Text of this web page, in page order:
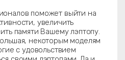
поможет выйти на
увеличить
памяти Вашему лэптопу.
некоторым моделям
с удовольствием